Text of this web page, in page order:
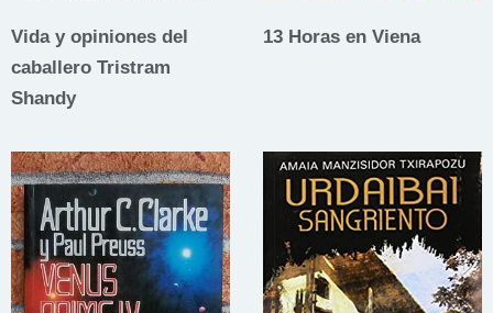
Vida y opiniones del
caballero Tristram
Shandy
13 Horas en Viena